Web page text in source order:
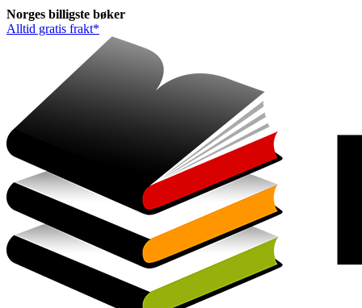
Norges billigste bøker
Alltid gratis frakt*